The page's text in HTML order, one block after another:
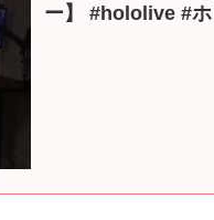
ー】 #hololive #